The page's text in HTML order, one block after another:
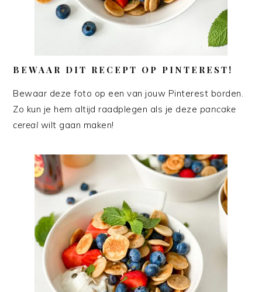
BEWAAR DIT RECEPT OP PINTEREST!
Bewaar deze foto op een van jouw Pinterest borden.
Zo kun je hem altijd raadplegen als je deze pancake
cereal wilt gaan maken!